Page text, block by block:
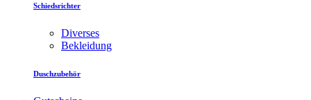
Schiedsrichter
Diverses
Bekleidung
Duschzubehör